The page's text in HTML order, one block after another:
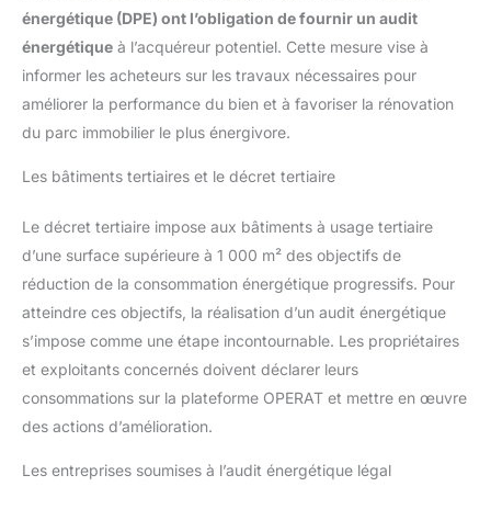
énergétique (DPE) ont l’obligation de fournir un audit
énergétique à l’acquéreur potentiel. Cette mesure vise à
informer les acheteurs sur les travaux nécessaires pour
améliorer la performance du bien et à favoriser la rénovation
du parc immobilier le plus énergivore.
Les bâtiments tertiaires et le décret tertiaire
Le décret tertiaire impose aux bâtiments à usage tertiaire
d’une surface supérieure à 1 000 m² des objectifs de
réduction de la consommation énergétique progressifs. Pour
atteindre ces objectifs, la réalisation d’un audit énergétique
s’impose comme une étape incontournable. Les propriétaires
et exploitants concernés doivent déclarer leurs
consommations sur la plateforme OPERAT et mettre en œuvre
des actions d’amélioration.
Les entreprises soumises à l’audit énergétique légal